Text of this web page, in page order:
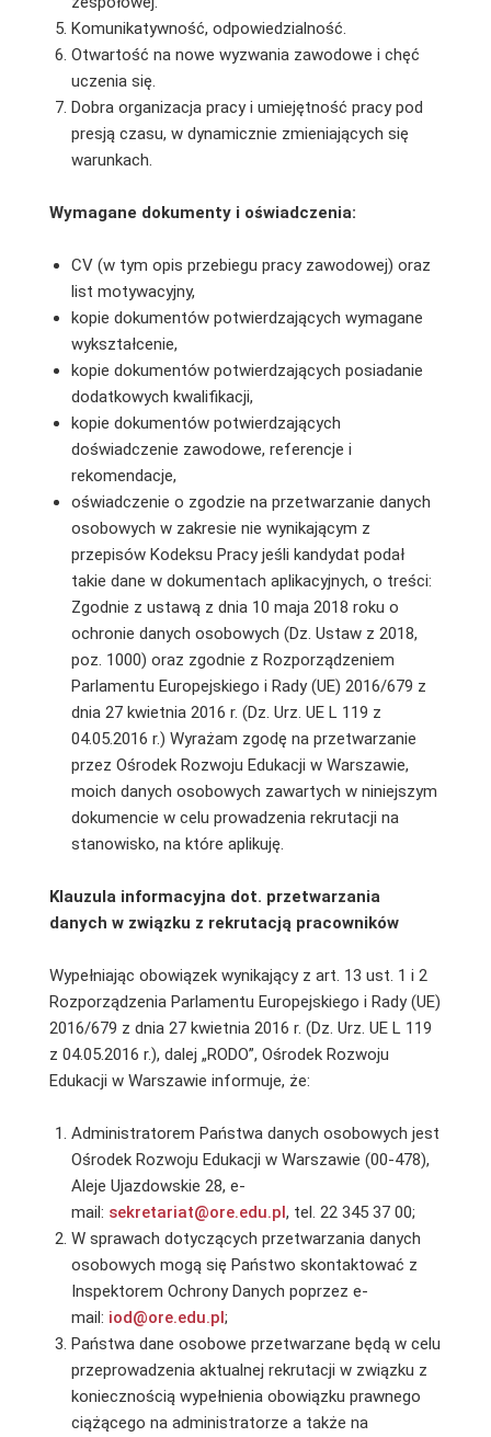
Komunikatywność, odpowiedzialność.
Otwartość na nowe wyzwania zawodowe i chęć
uczenia się.
Dobra organizacja pracy i umiejętność pracy pod
presją czasu, w dynamicznie zmieniających się
warunkach.
Wymagane dokumenty i oświadczenia:
CV (w tym opis przebiegu pracy zawodowej) oraz
list motywacyjny,
kopie dokumentów potwierdzających wymagane
wykształcenie,
kopie dokumentów potwierdzających posiadanie
dodatkowych kwalifikacji,
kopie dokumentów potwierdzających
doświadczenie zawodowe, referencje i
rekomendacje,
oświadczenie o zgodzie na przetwarzanie danych
osobowych w zakresie nie wynikającym z
przepisów Kodeksu Pracy jeśli kandydat podał
takie dane w dokumentach aplikacyjnych, o treści:
Zgodnie z ustawą z dnia 10 maja 2018 roku o
ochronie danych osobowych (Dz. Ustaw z 2018,
poz. 1000) oraz zgodnie z Rozporządzeniem
Parlamentu Europejskiego i Rady (UE) 2016/679 z
dnia 27 kwietnia 2016 r. (Dz. Urz. UE L 119 z
04.05.2016 r.) Wyrażam zgodę na przetwarzanie
przez Ośrodek Rozwoju Edukacji w Warszawie,
moich danych osobowych zawartych w niniejszym
dokumencie w celu prowadzenia rekrutacji na
stanowisko, na które aplikuję.
Klauzula informacyjna dot. przetwarzania
danych w związku z rekrutacją pracowników
Wypełniając obowiązek wynikający z art. 13 ust. 1 i 2
Rozporządzenia Parlamentu Europejskiego i Rady (UE)
2016/679 z dnia 27 kwietnia 2016 r. (Dz. Urz. UE L 119
z 04.05.2016 r.), dalej „RODO”, Ośrodek Rozwoju
Edukacji w Warszawie informuje, że:
Administratorem Państwa danych osobowych jest
Ośrodek Rozwoju Edukacji w Warszawie (00-478),
Aleje Ujazdowskie 28, e-
mail: sekretariat@ore.edu.pl, tel. 22 345 37 00;
W sprawach dotyczących przetwarzania danych
osobowych mogą się Państwo skontaktować z
Inspektorem Ochrony Danych poprzez e-
mail: iod@ore.edu.pl;
Państwa dane osobowe przetwarzane będą w celu
przeprowadzenia aktualnej rekrutacji w związku z
koniecznością wypełnienia obowiązku prawnego
ciążącego na administratorze a także na